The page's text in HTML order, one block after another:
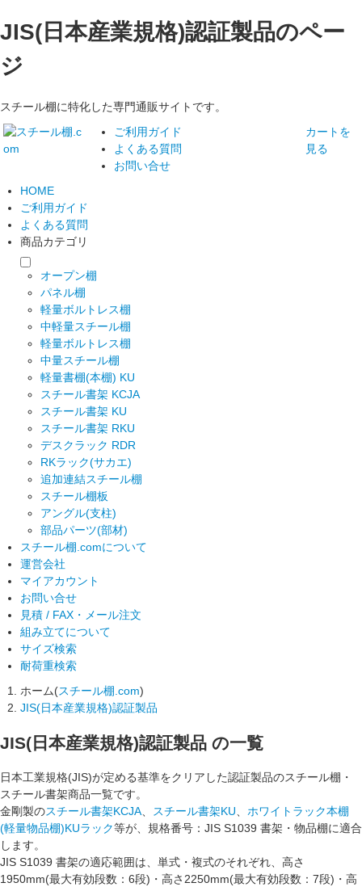
JIS(日本産業規格)認証製品のペー
ジ
スチール棚に特化した専門通販サイトです。
ご利用ガイド
よくある質問
お問い合せ
カートを
見る
HOME
ご利用ガイド
よくある質問
商品カテゴリ
オープン棚
パネル棚
軽量ボルトレス棚
中軽量スチール棚
軽量ボルトレス棚
中量スチール棚
軽量書棚(本棚) KU
スチール書架 KCJA
スチール書架 KU
スチール書架 RKU
デスクラック RDR
RKラック(サカエ)
追加連結スチール棚
スチール棚板
アングル(支柱)
部品パーツ(部材)
スチール棚.comについて
運営会社
マイアカウント
お問い合せ
見積 / FAX・メール注文
組み立てについて
サイズ検索
耐荷重検索
ホーム(スチール棚.com)
JIS(日本産業規格)認証製品
JIS(日本産業規格)認証製品 の一覧
日本工業規格(JIS)が定める基準をクリアした認証製品のスチール棚・
スチール書架商品一覧です。
金剛製のスチール書架KCJA、 スチール書架KU、 ホワイトラック本棚
(軽量物品棚)KUラック等が、 規格番号：JIS S1039 書架・物品棚に適合
します。
JIS S1039 書架の適応範囲は、単式・複式のそれぞれ、高さ
1950mm(最大有効段数：6段)・高さ2250mm(最大有効段数：7段)・高